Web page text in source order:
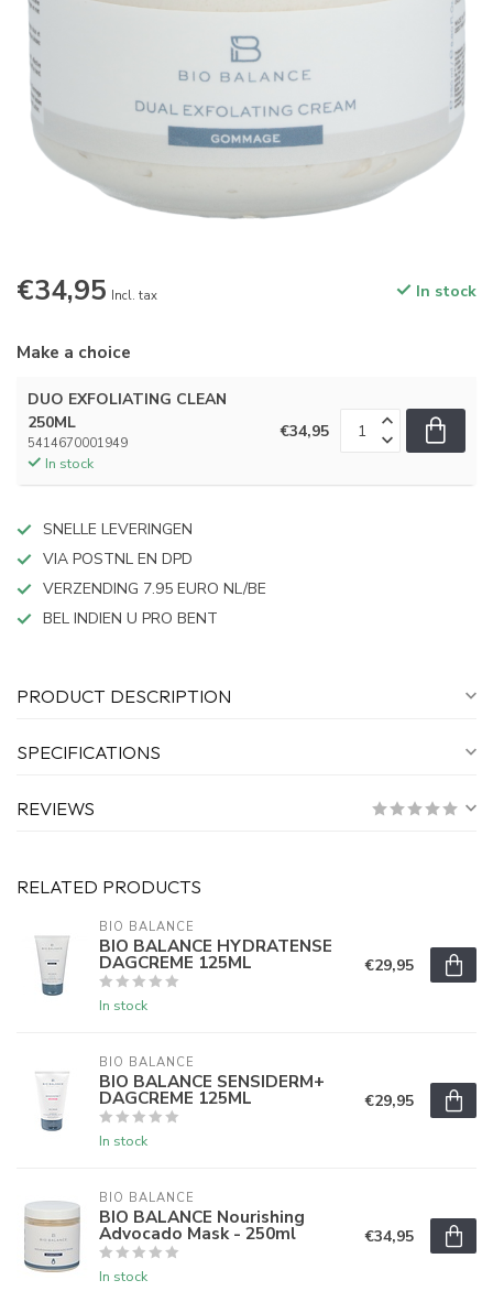
€34,95 Incl. tax In stock
Make a choice
DUO EXFOLIATING CLEAN
250ML
5414670001949
In stock
€34,95
SNELLE LEVERINGEN
VIA POSTNL EN DPD
VERZENDING 7.95 EURO NL/BE
BEL INDIEN U PRO BENT
PRODUCT DESCRIPTION
SPECIFICATIONS
REVIEWS
RELATED PRODUCTS
BIO BALANCE
BIO BALANCE HYDRATENSE
DAGCREME 125ML
In stock
€29,95
BIO BALANCE
BIO BALANCE SENSIDERM+
DAGCREME 125ML
In stock
€29,95
BIO BALANCE
BIO BALANCE Nourishing
Advocado Mask - 250ml
In stock
€34,95